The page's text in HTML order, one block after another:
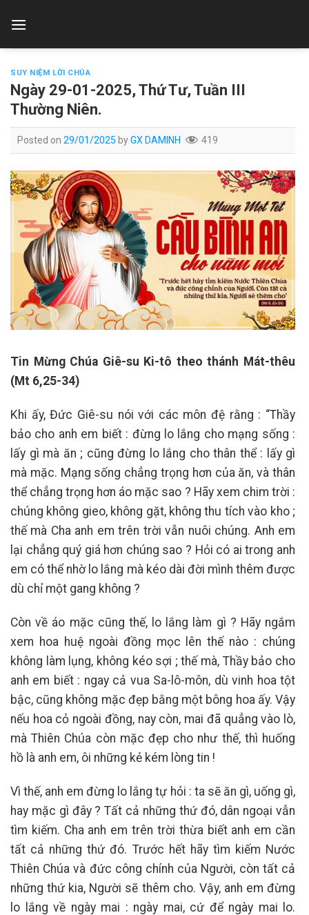
SUY NIỆM LỜI CHÚA
Ngày 29-01-2025, Thứ Tư, Tuần III
Thường Niên.
Posted on 29/01/2025 byGX DAMINH 419
Tin Mừng Chúa Giê-su Ki-tô theo thánh Mát-thêu
(Mt 6,25-34)
Khi ấy, Đức Giê-su nói với các môn đệ rằng : “Thầy
bảo cho anh em biết : đừng lo lắng cho mạng sống :
lấy gì mà ăn ; cũng đừng lo lắng cho thân thể : lấy gì
mà mặc. Mạng sống chẳng trọng hơn của ăn, và thân
thể chẳng trọng hơn áo mặc sao ? Hãy xem chim trời :
chúng không gieo, không gặt, không thu tích vào kho ;
thế mà Cha anh em trên trời vẫn nuôi chúng. Anh em
lại chẳng quý giá hơn chúng sao ? Hỏi có ai trong anh
em có thể nhờ lo lắng mà kéo dài đời mình thêm được
dù chỉ một gang không ?
Còn về áo mặc cũng thế, lo lắng làm gì ? Hãy ngắm
xem hoa huệ ngoài đồng mọc lên thế nào : chúng
không làm lụng, không kéo sợi ; thế mà, Thầy bảo cho
anh em biết : ngay cả vua Sa-lô-môn, dù vinh hoa tột
bậc, cũng không mặc đẹp bằng một bông hoa ấy. Vậy
nếu hoa cỏ ngoài đồng, nay còn, mai đã quẳng vào lò,
mà Thiên Chúa còn mặc đẹp cho như thế, thì huống
hồ là anh em, ôi những kẻ kém lòng tin !
Vì thế, anh em đừng lo lắng tự hỏi : ta sẽ ăn gì, uống gì,
hay mặc gì đây ? Tất cả những thứ đó, dân ngoại vẫn
tìm kiếm. Cha anh em trên trời thừa biết anh em cần
tất cả những thứ đó. Trước hết hãy tìm kiếm Nước
Thiên Chúa và đức công chính của Người, còn tất cả
những thứ kia, Người sẽ thêm cho. Vậy, anh em đừng
lo lắng về ngày mai : ngày mai, cứ để ngày mai lo.